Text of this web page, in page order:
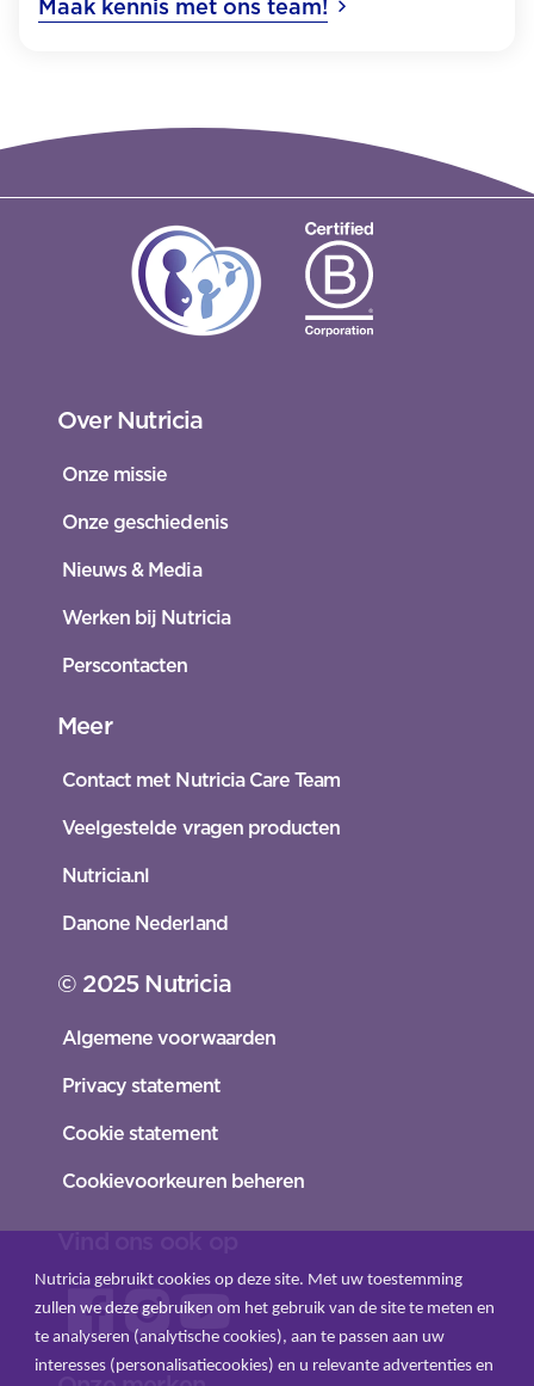
Maak kennis met ons team!
Over Nutricia
Onze missie
Onze geschiedenis
Nieuws & Media
Werken bij Nutricia
Perscontacten
Meer
Contact met Nutricia Care Team
Veelgestelde vragen producten
Nutricia.nl
Danone Nederland
© 2025 Nutricia
Algemene voorwaarden
Privacy statement
Cookie statement
Cookievoorkeuren beheren
Nutricia gebruikt cookies op deze site. Met uw toestemming
zullen we deze gebruiken om het gebruik van de site te meten en
te analyseren (analytische cookies), aan te passen aan uw
interesses (personalisatiecookies) en u relevante advertenties en